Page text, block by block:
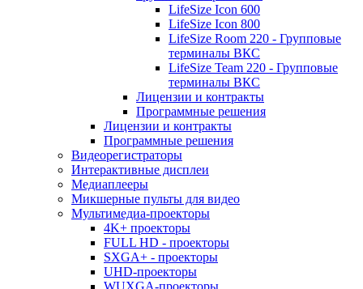
LifeSize Icon 600
LifeSize Icon 800
LifeSize Room 220 - Групповые
терминалы ВКС
LifeSize Team 220 - Групповые
терминалы ВКС
Лицензии и контракты
Программные решения
Лицензии и контракты
Программные решения
Видеорегистраторы
Интерактивные дисплеи
Медиаплееры
Микшерные пульты для видео
Мультимедиа-проекторы
4K+ проекторы
FULL HD - проекторы
SXGA+ - проекторы
UHD-проекторы
WUXGA-проекторы